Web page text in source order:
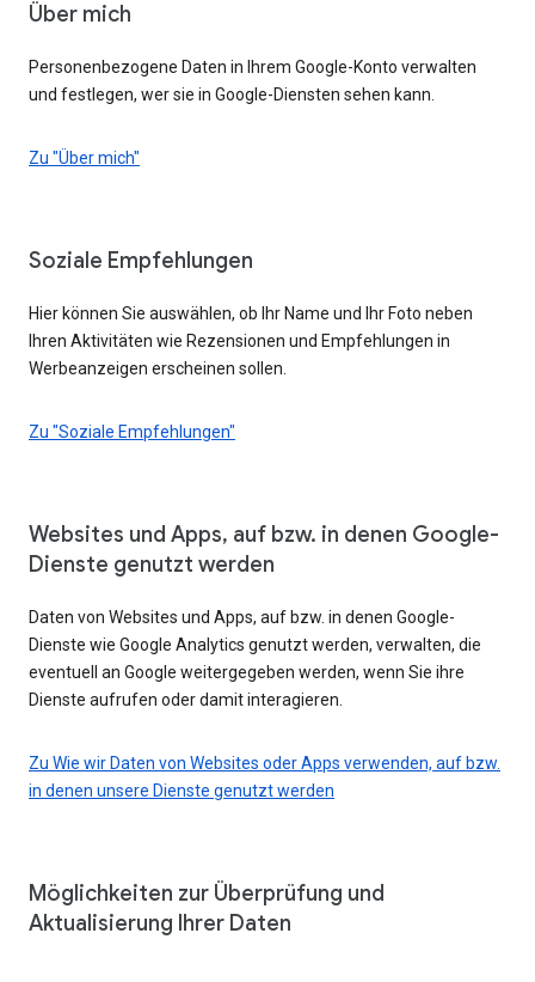
Über mich
Personenbezogene Daten in Ihrem Google-Konto verwalten
und festlegen, wer sie in Google-Diensten sehen kann.
Zu "Über mich"
Soziale Empfehlungen
Hier können Sie auswählen, ob Ihr Name und Ihr Foto neben
Ihren Aktivitäten wie Rezensionen und Empfehlungen in
Werbeanzeigen erscheinen sollen.
Zu "Soziale Empfehlungen"
Websites und Apps, auf bzw. in denen Google-
Dienste genutzt werden
Daten von Websites und Apps, auf bzw. in denen Google-
Dienste wie Google Analytics genutzt werden, verwalten, die
eventuell an Google weitergegeben werden, wenn Sie ihre
Dienste aufrufen oder damit interagieren.
Zu Wie wir Daten von Websites oder Apps verwenden, auf bzw.
in denen unsere Dienste genutzt werden
Möglichkeiten zur Überprüfung und
Aktualisierung Ihrer Daten